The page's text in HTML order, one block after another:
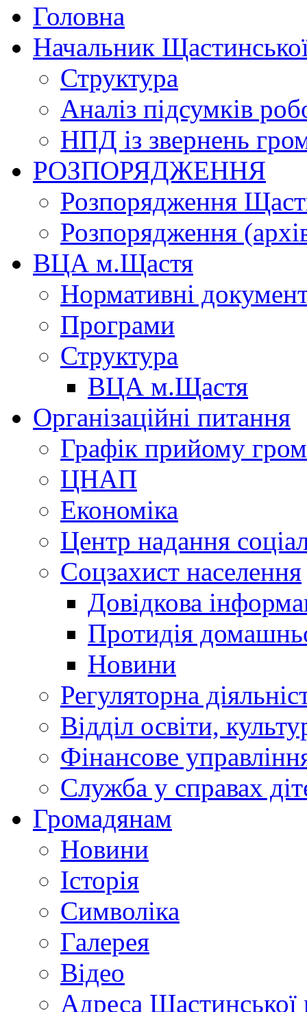
Головна
Начальник
Структура
Аналіз підсумків
НПД із звернень
РОЗПОРЯДЖЕННЯ
Розпорядження
Розпорядження
ВЦА м.Щастя
Нормативні
Програми
Структура
ВЦА м.Щастя
Організаційні питання
Графік прийому
ЦНАП
Економіка
Центр надання
Соцзахист населення
Довідкова
Протидія
Новини
Регуляторна
Відділ освіти,
Фінансове
Служба у справах
Громадянам
Новини
Історія
Символіка
Галерея
Відео
Адреса Щастинської